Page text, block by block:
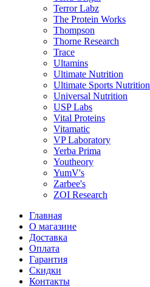
Terror Labz
The Protein Works
Thompson
Thorne Research
Trace
Ultamins
Ultimate Nutrition
Ultimate Sports Nutrition
Universal Nutrition
USP Labs
Vital Proteins
Vitamatic
VP Laboratory
Yerba Prima
Youtheory
YumV's
Zarbee's
ZOI Research
Главная
О магазине
Доставка
Оплата
Гарантия
Скидки
Контакты